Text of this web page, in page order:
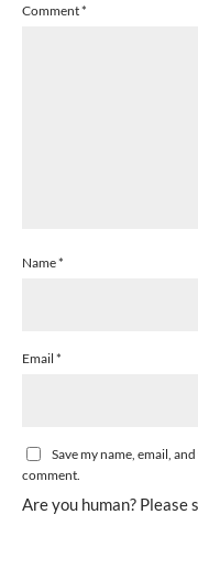
Comment*
Name*
Email *
Save my name, email,
comment.
Are you human? Please